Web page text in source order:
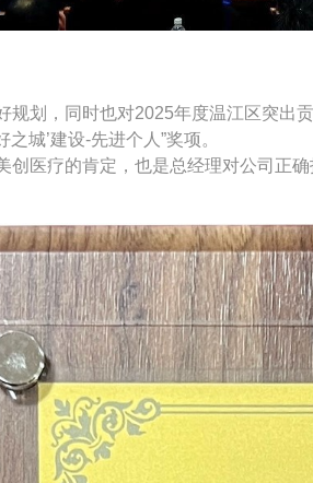
划，同时也对2025年度温江区突出
城’建设-先进个人”奖项。
医疗的肯定，也是总经理对公司正确